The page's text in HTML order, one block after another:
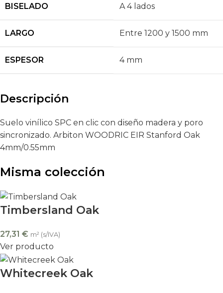
BISELADO A 4 lados
LARGO Entre 1200 y 1500 mm
ESPESOR 4 mm
Descripción
Suelo vinílico SPC en clic con diseño madera y poro
sincronizado. Arbiton WOODRIC EIR Stanford Oak
4mm/0.55mm
Misma colección
Timbersland Oak
27,31 € m² (s/IVA)
Ver producto
Whitecreek Oak